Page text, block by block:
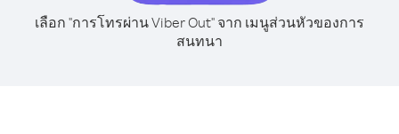
เลือก "การโทรผ่าน Viber Out" จาก เมนูส่วนหัวของการ
สนทนา